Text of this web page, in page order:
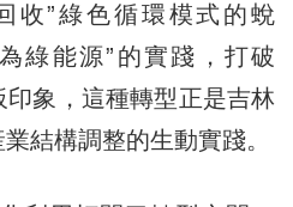
收”綠色循環模式的蛻
綠能源”的實踐，打破
印象，這種轉型正是吉林
結構調整的生動實踐。